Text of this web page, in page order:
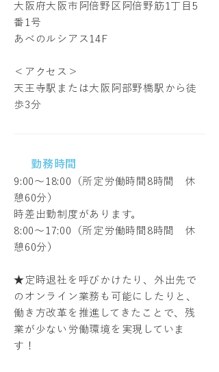
大阪府大阪市阿倍野区阿倍野筋1丁目5
番1号
あべのルシアス14F
＜アクセス＞
天王寺駅または大阪阿部野橋駅から徒
歩3分
勤務時間
9:00～18:00（所定労働時間8時間 休
憩60分）
時差出勤制度があります。
8:00～17:00（所定労働時間8時間 休
憩60分）
★定時退社を呼びかけたり、外出先で
のオンライン業務も可能にしたりと、
働き方改革を推進してきたことで、残
業が少ない労働環境を実現していま
す！